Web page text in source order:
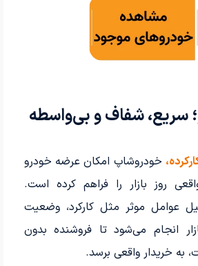
سریع، شفاف و بی‌واسطه
خودروشاپ امکان عرضه خودرو
روز بازار را فراهم کرده است.
عوامل موثر مثل کارکرد، وضعیت
انجام می‌شود تا فروشنده بدون
به خریدار واقعی برسد.